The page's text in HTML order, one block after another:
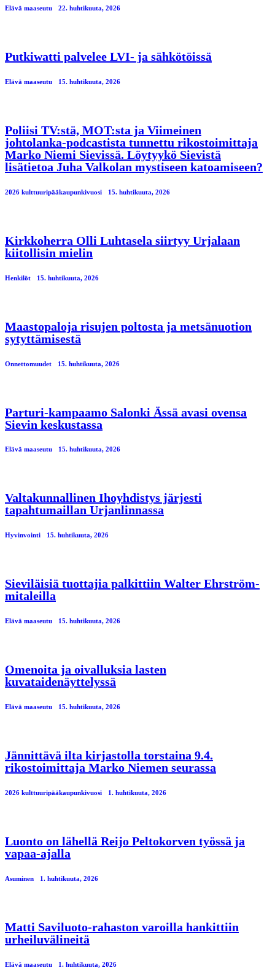
Elävä maaseutu 22. huhtikuuta, 2026
Putkiwatti palvelee LVI- ja sähkötöissä
Elävä maaseutu 15. huhtikuuta, 2026
Poliisi TV:stä, MOT:sta ja Viimeinen
johtolanka-podcastista tunnettu rikostoimittaja
Marko Niemi Sievissä. Löytyykö Sievistä
lisätietoa Juha Valkolan mystiseen katoamiseen?
2026 kulttuuripääkaupunkivuosi 15. huhtikuuta, 2026
Kirkkoherra Olli Luhtasela siirtyy Urjalaan
kiitollisin mielin
Henkilöt 15. huhtikuuta, 2026
Maastopaloja risujen poltosta ja metsänuotion
sytyttämisestä
Onnettomuudet 15. huhtikuuta, 2026
Parturi-kampaamo Salonki Ässä avasi ovensa
Sievin keskustassa
Elävä maaseutu 15. huhtikuuta, 2026
Valtakunnallinen Ihoyhdistys järjesti
tapahtumaillan Urjanlinnassa
Hyvinvointi 15. huhtikuuta, 2026
Sieviläisiä tuottajia palkittiin Walter Ehrström-
mitaleilla
Elävä maaseutu 15. huhtikuuta, 2026
Omenoita ja oivalluksia lasten
kuvataidenäyttelyssä
Elävä maaseutu 15. huhtikuuta, 2026
Jännittävä ilta kirjastolla torstaina 9.4.
rikostoimittaja Marko Niemen seurassa
2026 kulttuuripääkaupunkivuosi 1. huhtikuuta, 2026
Luonto on lähellä Reijo Peltokorven työssä ja
vapaa-ajalla
Asuminen 1. huhtikuuta, 2026
Matti Saviluoto-rahaston varoilla hankittiin
urheiluvälineitä
Elävä maaseutu 1. huhtikuuta, 2026